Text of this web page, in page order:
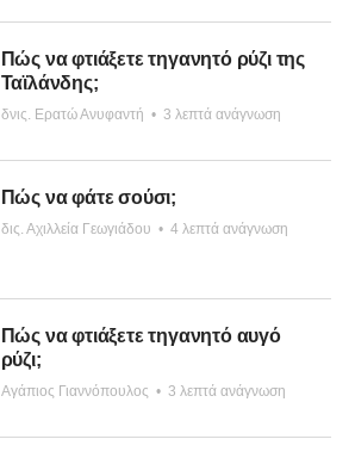
Πώς να φτιάξετε τηγανητό ρύζι της
Ταϊλάνδης;
δνις. Ερατώ Ανυφαντή • 3 λεπτά ανάγνωση
Πώς να φάτε σούσι;
δις. Αχιλλεία Γεωγιάδου • 4 λεπτά ανάγνωση
Πώς να φτιάξετε τηγανητό αυγό
ρύζι;
Αγάπιος Γιαννόπουλος • 3 λεπτά ανάγνωση